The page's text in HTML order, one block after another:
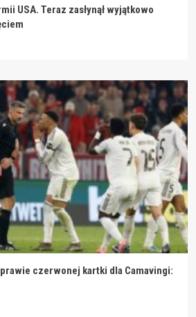
USA. Teraz zasłynął wyjątkowo
czerwonej kartki dla Camavingi: